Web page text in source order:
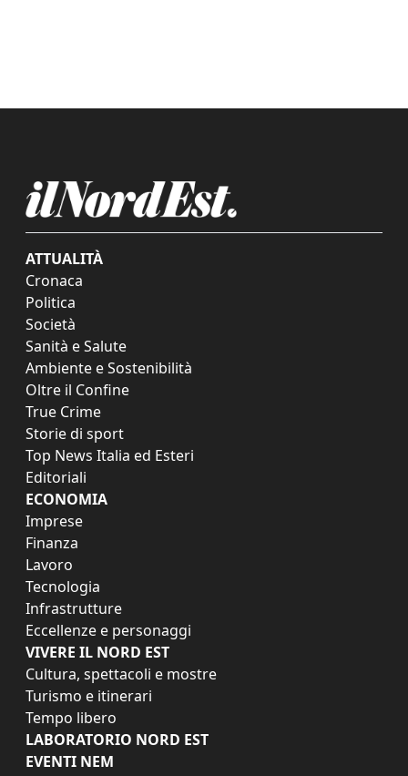
ATTUALITÀ
Cronaca
Politica
Società
Sanità e Salute
Ambiente e Sostenibilità
Oltre il Confine
True Crime
Storie di sport
Top News Italia ed Esteri
Editoriali
ECONOMIA
Imprese
Finanza
Lavoro
Tecnologia
Infrastrutture
Eccellenze e personaggi
VIVERE IL NORD EST
Cultura, spettacoli e mostre
Turismo e itinerari
Tempo libero
LABORATORIO NORD EST
EVENTI NEM